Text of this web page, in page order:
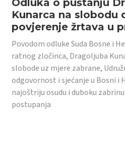
Kunarca na slobodu
povjerenje žrtava u
Povodom odluke Suda Bosne i
ratnog zločinca, Dragoljuba
slobode uz mjere zabrane,
odgovornost i sjećanje u Bosni i
najoštriju osudu i duboku
postupanja